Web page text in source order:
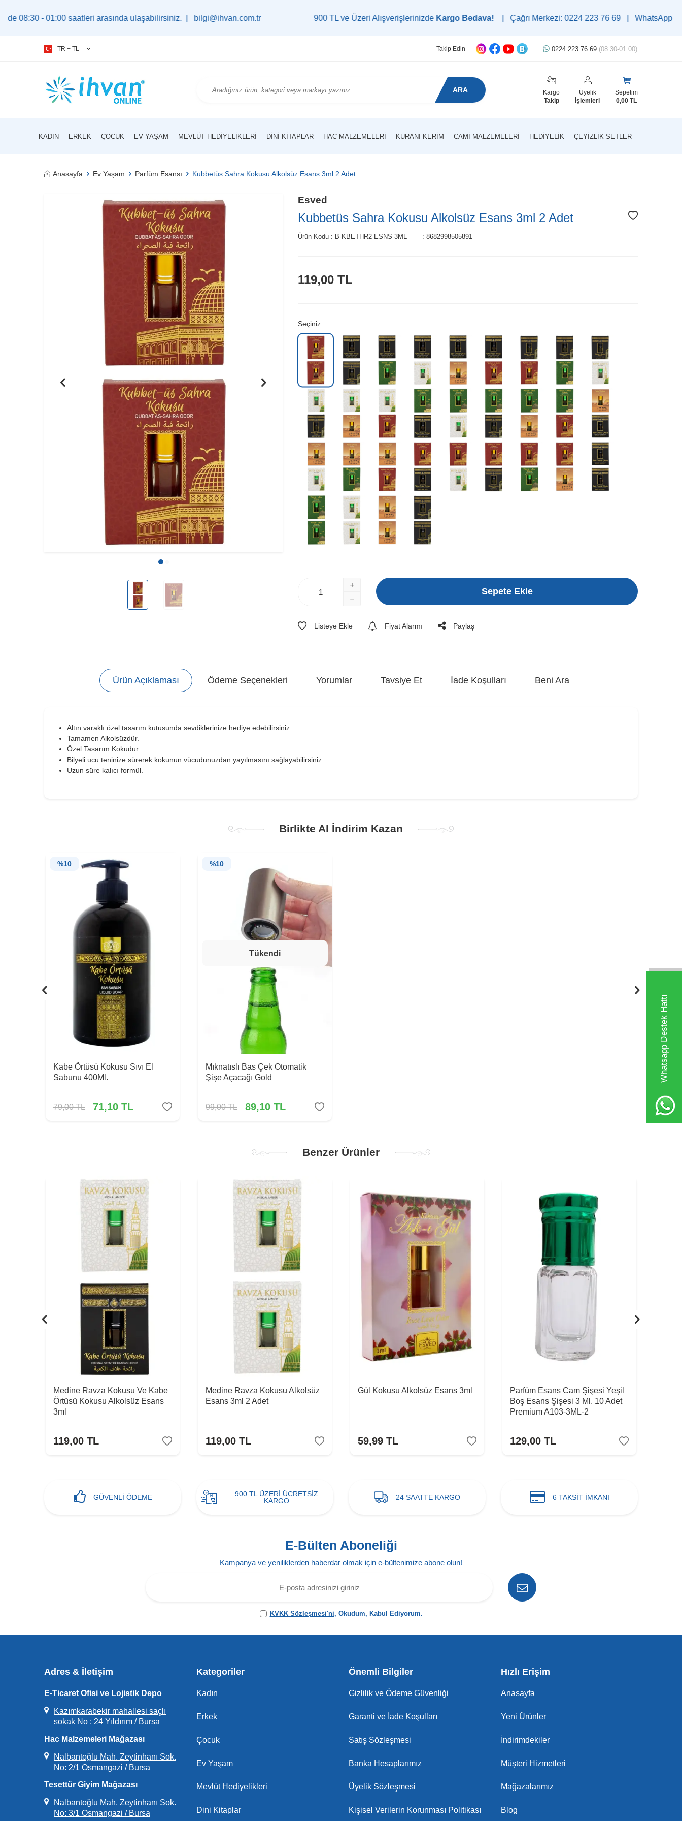
Whatsapp Destek Hattı
- 01:00 saatleri arasında ulaşabilirsiniz. | bilgi@ihvan.com.tr 900 TL ve Üzeri AlışverişlerinizdeKargo Bedava! | Çağrı Merkezi: 0224 223 76 69 | WhatsApp Destek
TR − TL Takip Edin 0224 223 76 69 (08:30-01:00)
ARA
Kargo
Takip
Üyelik
İşlemleri
Sepetim
0,00 TL
KADIN ERKEK ÇOCUK EV YAŞAM MEVLÜT HEDIYELIKLERI DINI KITAPLAR HAC MALZEMELERI KURANI KERIM CAMI MALZEMELERI HEDIYELIK ÇEYIZLIK SETLER
Anasayfa Ev Yaşam Parfüm Esansı Kubbetüs Sahra Kokusu Alkolsüz Esans 3ml 2 Adet
Esved
Kubbetüs Sahra Kokusu Alkolsüz Esans 3ml 2 Adet
Ürün Kodu : B-KBETHR2-ESNS-3ML : 8682998505891
119,00 TL
Seçiniz :
Sepete Ekle
Listeye Ekle Fiyat Alarmı Paylaş
Ürün Açıklaması Ödeme Seçenekleri Yorumlar Tavsiye Et İade Koşulları Beni Ara
Altın varaklı özel tasarım kutusunda sevdiklerinize hediye edebilirsiniz.
Tamamen Alkolsüzdür.
Özel Tasarım Kokudur.
Bilyeli ucu teninize sürerek kokunun vücudunuzdan yayılmasını sağlayabilirsiniz.
Uzun süre kalıcı formül.
Birlikte Al İndirim Kazan
%10
Kabe Örtüsü Kokusu Sıvı El
Sabunu 400Ml.
79,00TL 71,10 TL
%10
Tükendi
Mıknatıslı Bas Çek Otomatik
Şişe Açacağı Gold
99,00TL 89,10 TL
Benzer Ürünler
Medine Ravza Kokusu Ve Kabe
Örtüsü Kokusu Alkolsüz Esans
3ml
119,00 TL
Medine Ravza Kokusu Alkolsüz
Esans 3ml 2 Adet
119,00 TL
Gül Kokusu Alkolsüz Esans 3ml
59,99 TL
Parfüm Esans Cam Şişesi Yeşil
Boş Esans Şişesi 3 Ml. 10 Adet
Premium A103-3ML-2
129,00 TL
GÜVENLİ ÖDEME
900 TL ÜZERİ ÜCRETSİZ
KARGO
24 SAATTE KARGO 6 TAKSİT İMKANI
E-Bülten Aboneliği
Kampanya ve yeniliklerden haberdar olmak için e-bültenimize abone olun!
KVKK Sözleşmesi'ni, Okudum, Kabul Ediyorum.
Adres & İletişim
E-Ticaret Ofisi ve Lojistik Depo
Kazımkarabekir mahallesi saçlı
sokak No : 24 Yıldırım / Bursa
Hac Malzemeleri Mağazası
Nalbantoğlu Mah. Zeytinhanı Sok.
No: 2/1 Osmangazi / Bursa
Tesettür Giyim Mağazası
Nalbantoğlu Mah. Zeytinhanı Sok.
No: 3/1 Osmangazi / Bursa
Kategoriler
Kadın
Erkek
Çocuk
Ev Yaşam
Mevlüt Hediyelikleri
Dini Kitaplar
Önemli Bilgiler
Gizlilik ve Ödeme Güvenliği
Garanti ve İade Koşulları
Satış Sözleşmesi
Banka Hesaplarımız
Üyelik Sözleşmesi
Kişisel Verilerin Korunması Politikası
Hızlı Erişim
Anasayfa
Yeni Ürünler
İndirimdekiler
Müşteri Hizmetleri
Mağazalarımız
Blog